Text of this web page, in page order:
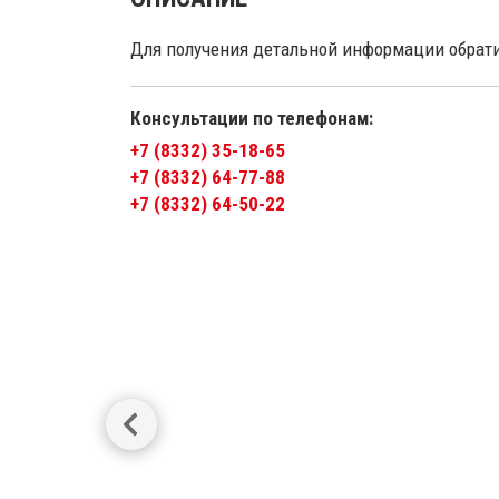
Для получения детальной информации
Консультации по телефонам:
+7 (8332) 35-18-65
+7 (8332) 64-77-88
+7 (8332) 64-50-22